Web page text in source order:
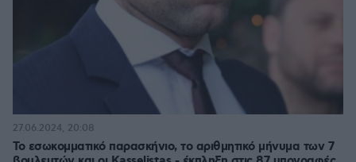
Το εσωκομματικό παρασκήνιο, τo αριθμητικό μήνυμα των 7
27.06.2024, 20:08